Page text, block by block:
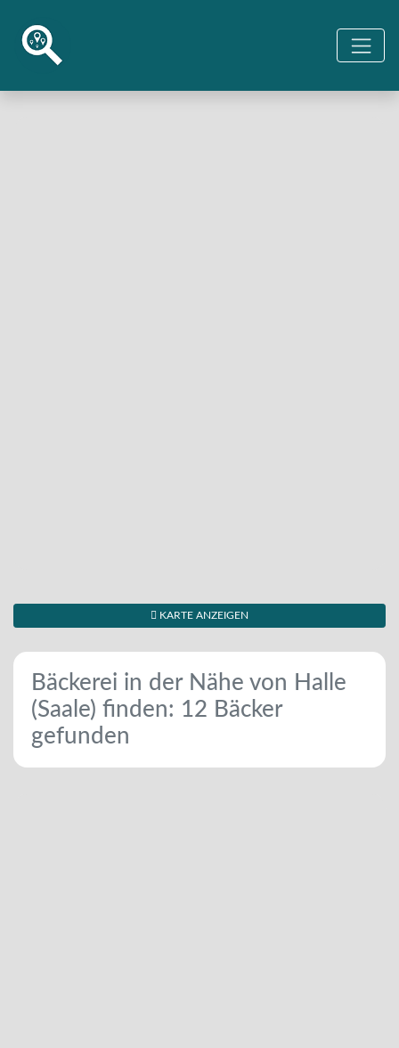
KARTE ANZEIGEN
Bäckerei in der Nähe von Halle
(Saale) finden: 12 Bäcker
gefunden